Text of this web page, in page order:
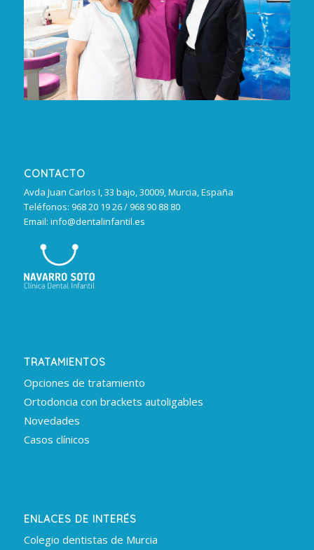
CONTACTO
Avda Juan Carlos I, 33 bajo, 30009, Murcia, España
Teléfonos: 968 20 19 26 / 968 90 88 80
Email: info@dentalinfantil.es
TRATAMIENTOS
Opciones de tratamiento
Ortodoncia con brackets autoligables
Novedades
Casos clínicos
ENLACES DE INTERÉS
Colegio dentistas de Murcia